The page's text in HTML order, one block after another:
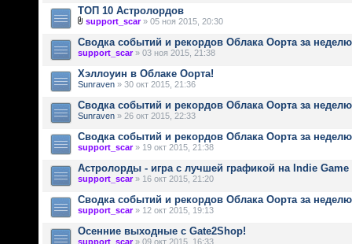
ТОП 10 Астролордов
support_scar» 05 ноя 2015, 20:30
Сводка событий и рекордов Облака Оорта за неделю
support_scar» 03 ноя 2015, 21:38
Хэллоуин в Облаке Оорта!
Sunraven » 30 окт 2015, 21:36
Сводка событий и рекордов Облака Оорта за неделю
Sunraven » 26 окт 2015, 22:33
Сводка событий и рекордов Облака Оорта за неделю
support_scar» 19 окт 2015, 21:38
Астролорды - игра с лучшей графикой на Indie Game
support_scar» 16 окт 2015, 21:20
Сводка событий и рекордов Облака Оорта за неделю
support_scar» 12 окт 2015, 19:13
Осенние выходные с Gate2Shop!
support_scar» 09 окт 2015, 16:33